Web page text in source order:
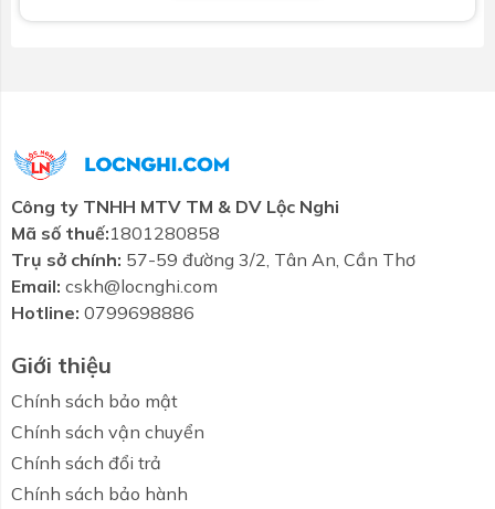
NHẤT VIỆT NAM
Cam kết chất lượng sản phẩm với thời hạn bảo hành
lên tới 20 năm.
Công ty TNHH MTV TM & DV Lộc Nghi
Mã số thuế:1801280858
Trụ sở chính: 57-59 đường 3/2, Tân An, Cần Thơ
Email: cskh@locnghi.com
Hotline: 0799698886
Giới thiệu
Chính sách bảo mật
Chính sách vận chuyển
Chính sách đổi trả
Chính sách bảo hành